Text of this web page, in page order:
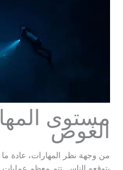
مستوى
الغوص
من وجهة نظر المهارات، عادة ما